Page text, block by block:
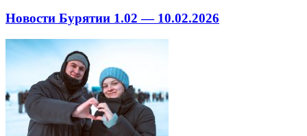
Новости Бурятии 1.02 — 10.02.2026